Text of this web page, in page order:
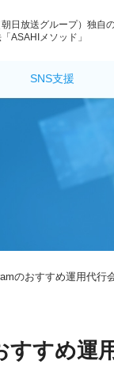
日放送グループ）独自
ASAHIメソッド」
SNS支援
のおすすめ運用代行
すめ運